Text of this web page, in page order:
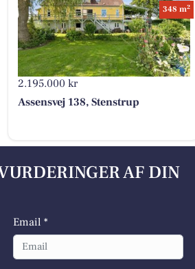
2.195.000 kr
348 m2
Assensvej 138, Stenstrup
AF DIN
Email *